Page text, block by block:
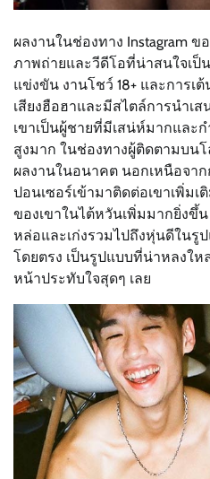
ผลงานในช่องทาง Instagram
ภาพถ่ายและวีดีโอที่น่าสนใจเป็
แข่งขัน งานโชว์ 18+ และการเต้
เสียงฮือฮาและมีสไตล์การนำเ
เขาเป็นผู้ชายที่มีเสน่ห์มากและ
สูงมาก ในช่องทางผู้ติดตามบน
ผลงานในอนาคต นอกเหนือจา
ปอนเซอร์เข้ามาติดต่อเขาเพิ่มเ
ของเขาในไต้หวันเพิ่มมากยิ่งขึ้
หล่อและเก่งรวมไปถึงหุ่นดีในรู
โดยตรง เป็นรูปแบบที่น่าหลงให
หน้าประทับใจสุดๆ เลย